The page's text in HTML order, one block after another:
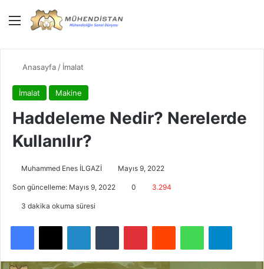
Menü
Anasayfa / İmalat
İmalat Makine
Haddeleme Nedir? Nerelerde
Kullanılır?
Muhammed Enes İLGAZİ Mayıs 9, 2022
Son güncelleme: Mayıs 9, 2022 0 3.294
3 dakika okuma süresi
Facebook
X LinkedInTumblr PinterestReddit WhatsApp